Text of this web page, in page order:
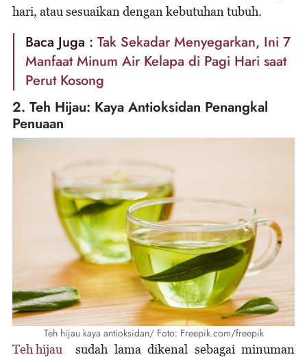
hari, atau sesuaikan dengan kebutuhan tubuh.
Baca Juga : Tak Sekadar Menyegarkan, Ini 7
Manfaat Minum Air Kelapa di Pagi Hari saat
Perut Kosong
2. Teh Hijau: Kaya Antioksidan Penangkal
Penuaan
Teh hijau kaya antioksidan/ Foto: Freepik.com/freepik
Teh hijau sudah lama dikenal sebagai minuman